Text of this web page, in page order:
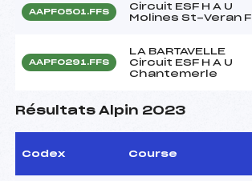
AAPF0501.FFS
Circuit ESF H A U
Molines St-Veran F
AAPF0291.FFS
LA BARTAVELLE
Circuit ESF H A U
Chantemerle
Résultats Alpin 2023
Codex Course